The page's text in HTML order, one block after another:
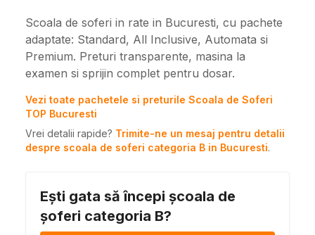
Scoala de soferi in rate in Bucuresti, cu pachete
adaptate: Standard, All Inclusive, Automata si
Premium. Preturi transparente, masina la
examen si sprijin complet pentru dosar.
Vezi toate pachetele si preturile Scoala de Soferi
TOP Bucuresti
Vrei detalii rapide? Trimite-ne un mesaj pentru detalii
despre scoala de soferi categoria B in Bucuresti.
Ești gata să începi școala de
șoferi categoria B?